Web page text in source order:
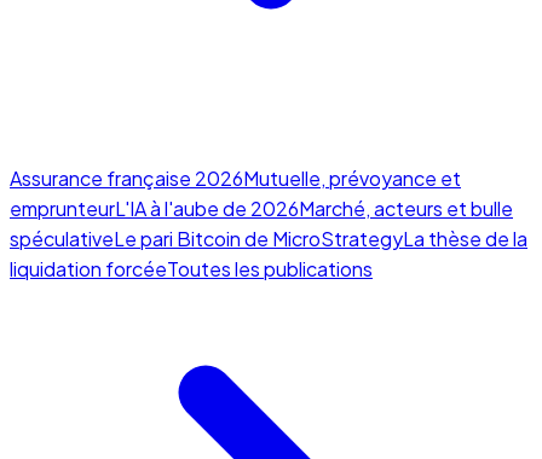
Assurance française 2026Mutuelle, prévoyance et
emprunteurL'IA à l'aube de 2026Marché, acteurs et bulle
spéculativeLe pari Bitcoin de MicroStrategyLa thèse de la
liquidation forcéeToutes les publications